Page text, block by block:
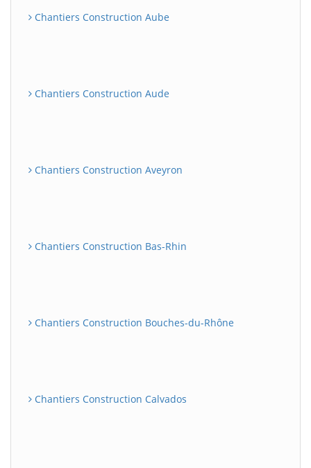
Chantiers Construction Aube
Chantiers Construction Aude
Chantiers Construction Aveyron
Chantiers Construction Bas-Rhin
Chantiers Construction Bouches-du-Rhône
Chantiers Construction Calvados